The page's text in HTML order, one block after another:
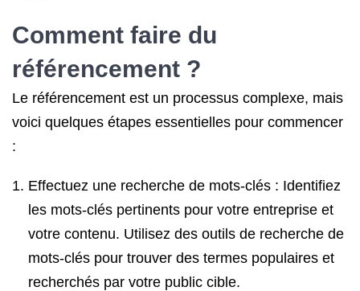
Comment faire du
référencement ?
Le référencement est un processus complexe, mais
voici quelques étapes essentielles pour commencer
:
Effectuez une recherche de mots-clés : Identifiez
les mots-clés pertinents pour votre entreprise et
votre contenu. Utilisez des outils de recherche de
mots-clés pour trouver des termes populaires et
recherchés par votre public cible.